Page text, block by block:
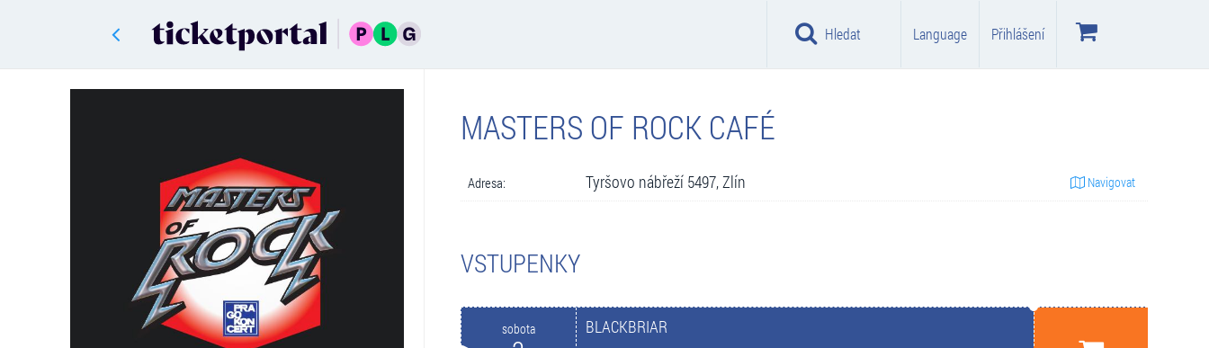
Hledat Language Přihlášení
MASTERS OF ROCK CAFÉ
Adresa: Tyršovo nábřeží 5497, Zlín Navigovat
VSTUPENKY
sobota BLACKBRIAR